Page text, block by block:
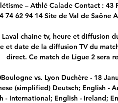
– Athlé Calade Contact : 43
74 62 94 14 Site de Val de
Laval chaine tv, heure et diffusion
et date de la diffusion TV du
direct. Ce match de Ligue 2 sera
vs. Lyon Duchère - 18
(simplified) Deutsch; English -
- International; English - Ireland;